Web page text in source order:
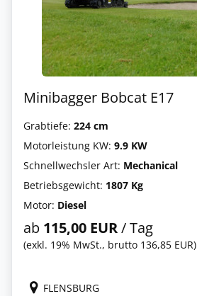
Minibagger Bobcat E17
Grabtiefe: 224 cm
Motorleistung KW: 9.9 KW
Schnellwechsler Art: Mechanical
Betriebsgewicht: 1807 Kg
Motor: Diesel
ab 115,00 EUR/ Tag
(exkl. 19% MwSt., brutto 136,85 EUR)
FLENSBURG